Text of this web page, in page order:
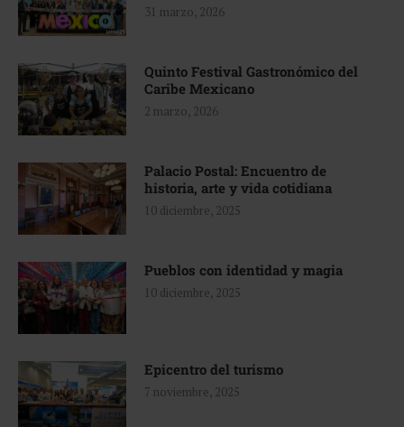
31 marzo, 2026
Quinto Festival Gastronómico del
Caribe Mexicano
2 marzo, 2026
Palacio Postal: Encuentro de
historia, arte y vida cotidiana
10 diciembre, 2025
Pueblos con identidad y magia
10 diciembre, 2025
Epicentro del turismo
7 noviembre, 2025